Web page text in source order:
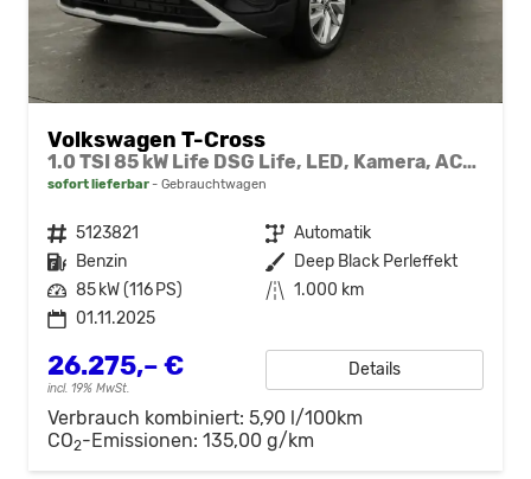
Volkswagen T-Cross
1.0 TSI 85 kW Life DSG Life, LED, Kamera, ACC, Side, Winter, 17-Zoll, 3-J. Garantie
sofort lieferbar Gebrauchtwagen
Fahrzeugnr. 5123821 Getriebe Automatik
Kraftstoff Benzin Außenfarbe Deep Black Perleffekt
Leistung 85 kW (116 PS) Kilometerstand 1.000 km
01.11.2025
26.275,– €
incl. 19% MwSt.
Details
Verbrauch kombiniert: 5,90 l/100km
CO2-Emissionen: 135,00 g/km